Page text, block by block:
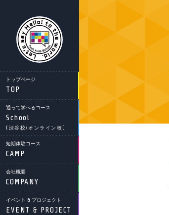
トップページ
TOP
通って学べるコース
School
(渋谷校/オンライン校)
短期体験コース
CAMP
会社概要
COMPANY
イベント & プロジェクト
EVENT & PROJECT